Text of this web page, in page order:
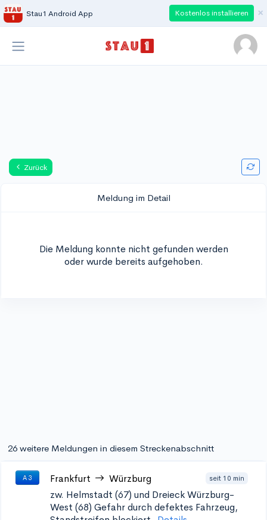
Stau1 Android App Kostenlos installieren ×
Zurück
Meldung im Detail
Die Meldung konnte nicht gefunden werden
oder wurde bereits aufgehoben.
26 weitere Meldungen in diesem Streckenabschnitt
A 3 Frankfurt Würzburg seit 10 min
zw. Helmstadt (67) und Dreieck Würzburg-
West (68) Gefahr durch defektes Fahrzeug,